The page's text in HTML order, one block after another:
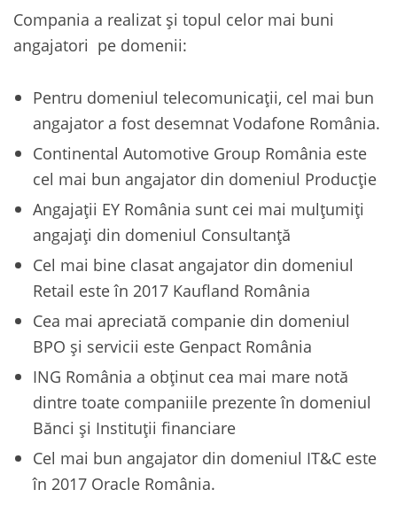
Compania a realizat și topul celor mai buni
angajatori pe domenii:
Pentru domeniul telecomunicații, cel mai bun
angajator a fost desemnat Vodafone România.
Continental Automotive Group România este
cel mai bun angajator din domeniul Producție
Angajații EY România sunt cei mai mulțumiți
angajați din domeniul Consultanță
Cel mai bine clasat angajator din domeniul
Retail este în 2017 Kaufland România
Cea mai apreciată companie din domeniul
BPO și servicii este Genpact România
ING România a obținut cea mai mare notă
dintre toate companiile prezente în domeniul
Bănci și Instituții financiare
Cel mai bun angajator din domeniul IT&C este
în 2017 Oracle România.